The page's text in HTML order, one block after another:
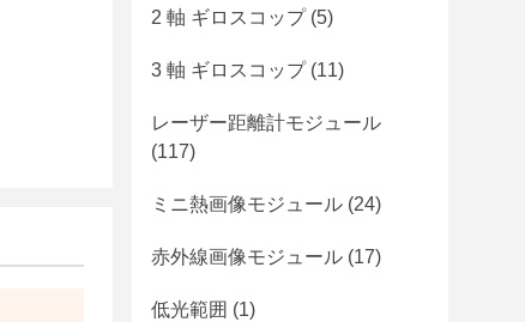
2 軸 ギロスコップ(5)
3 軸 ギロスコップ(11)
レーザー距離計モジュール
(117)
ミニ熱画像モジュール (24)
赤外線画像モジュール (17)
低光範囲 (1)